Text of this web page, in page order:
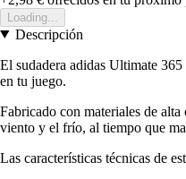
Loading...
Descripción
El sudadera adidas Ultimate
en tu juego.
Fabricado con materiales de
viento y el frío, al tiempo que
Las características técnicas de